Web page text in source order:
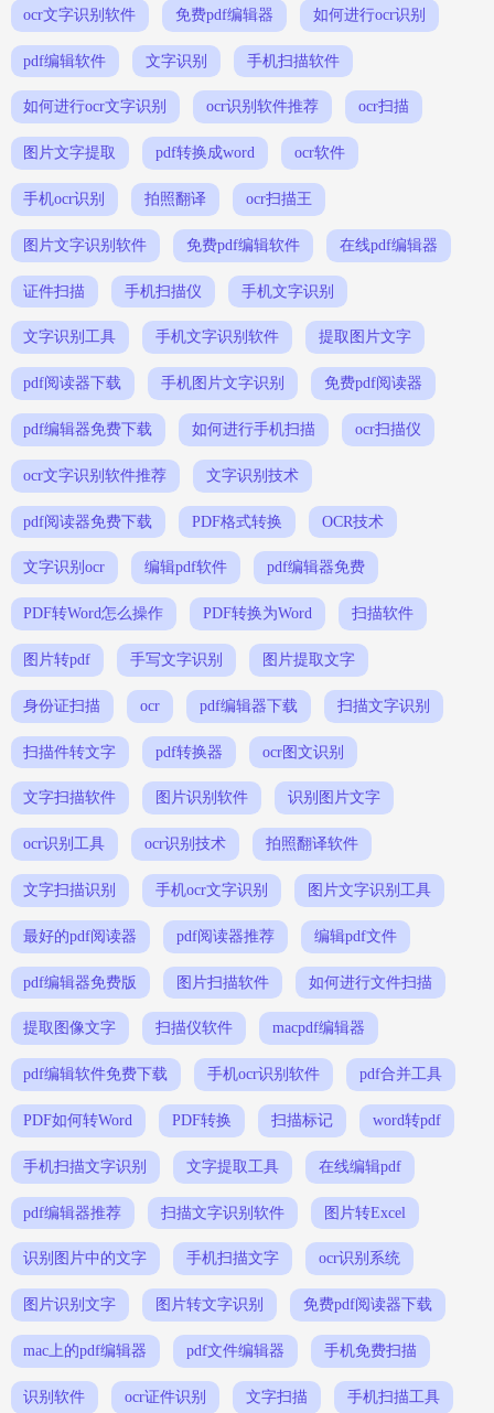
ocr文字识别软件 免费pdf编辑器 如何进行ocr识别
pdf编辑软件 文字识别 手机扫描软件
如何进行ocr文字识别 ocr识别软件推荐 ocr扫描
图片文字提取 pdf转换成word ocr软件
手机ocr识别 拍照翻译 ocr扫描王
图片文字识别软件 免费pdf编辑软件 在线pdf编辑器
证件扫描 手机扫描仪 手机文字识别
文字识别工具 手机文字识别软件 提取图片文字
pdf阅读器下载 手机图片文字识别 免费pdf阅读器
pdf编辑器免费下载 如何进行手机扫描 ocr扫描仪
ocr文字识别软件推荐 文字识别技术
pdf阅读器免费下载 PDF格式转换 OCR技术
文字识别ocr 编辑pdf软件 pdf编辑器免费
PDF转Word怎么操作 PDF转换为Word 扫描软件
图片转pdf 手写文字识别 图片提取文字
身份证扫描 ocr pdf编辑器下载 扫描文字识别
扫描件转文字 pdf转换器 ocr图文识别
文字扫描软件 图片识别软件 识别图片文字
ocr识别工具 ocr识别技术 拍照翻译软件
文字扫描识别 手机ocr文字识别 图片文字识别工具
最好的pdf阅读器 pdf阅读器推荐 编辑pdf文件
pdf编辑器免费版 图片扫描软件 如何进行文件扫描
提取图像文字 扫描仪软件 macpdf编辑器
pdf编辑软件免费下载 手机ocr识别软件 pdf合并工具
PDF如何转Word PDF转换 扫描标记 word转pdf
手机扫描文字识别 文字提取工具 在线编辑pdf
pdf编辑器推荐 扫描文字识别软件 图片转Excel
识别图片中的文字 手机扫描文字 ocr识别系统
图片识别文字 图片转文字识别 免费pdf阅读器下载
mac上的pdf编辑器 pdf文件编辑器 手机免费扫描
识别软件 ocr证件识别 文字扫描 手机扫描工具